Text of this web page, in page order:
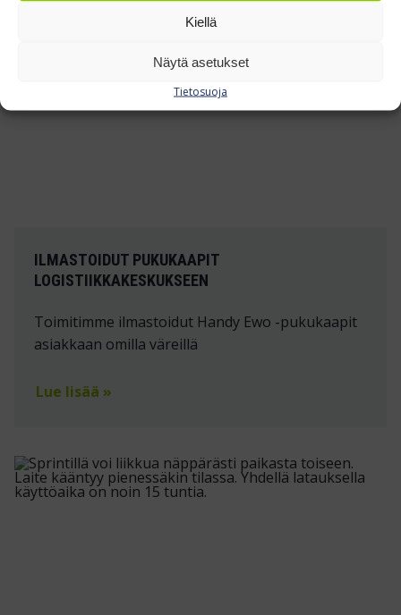
Kiellä
Näytä asetukset
Tietosuoja
ILMASTOIDUT PUKUKAAPIT
LOGISTIIKKAKESKUKSEEN
Toimitimme ilmastoidut Handy Ewo -pukukaapit
asiakkaan omilla väreillä
Lue lisää »